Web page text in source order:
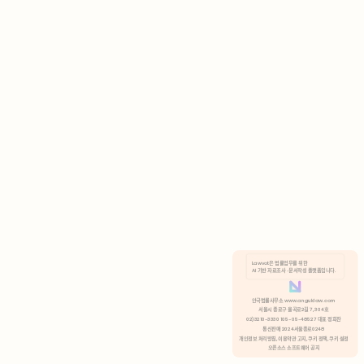
분석 쿠키 허용
Lawvot은 법률업무를 위한
AI 기반 자료조사 · 문서작성 플랫폼입니다.
안국법률사무소 www.anguklaw.com
서울시 종로구 율곡로2길 7, 304호
02)3210-3330 105-05-48527 대표 정희찬
통신판매 2024서울종로0248
개인정보 처리방침, 이용약관 고지, 쿠키 정책, 쿠키 설정
오픈소스 소프트웨어 공지